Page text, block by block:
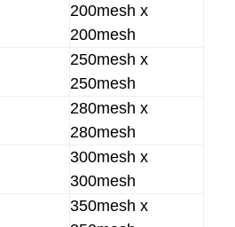
ضبط الجودة
جميع القضايا
200mesh x
200mesh
250mesh x
250mesh
280mesh x
280mesh
300mesh x
300mesh
350mesh x